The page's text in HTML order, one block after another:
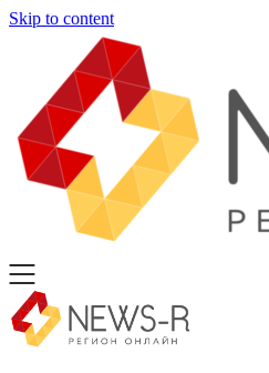
Skip to content